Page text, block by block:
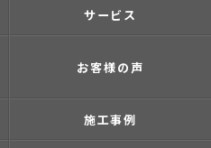
サービス
お客様の声
施工事例